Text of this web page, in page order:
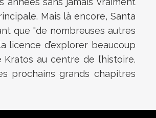
Mais là encore, Santa
que "de nombreuses autres
d’explorer beaucoup
au centre de l’histoire.
prochains grands chapitres